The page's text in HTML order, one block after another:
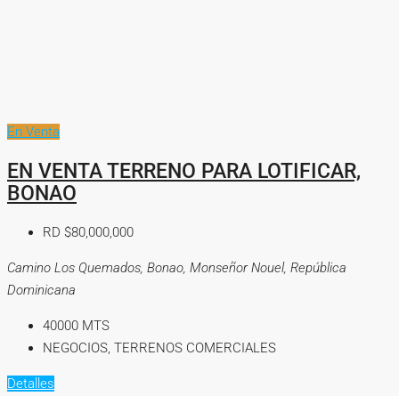
En Venta
EN VENTA TERRENO PARA LOTIFICAR,
BONAO
RD $80,000,000
Camino Los Quemados, Bonao, Monseñor Nouel, República
Dominicana
40000 MTS
NEGOCIOS, TERRENOS COMERCIALES
Detalles